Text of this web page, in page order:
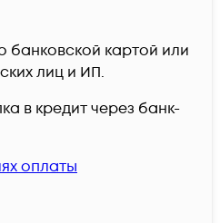
банковской картой или
лиц и ИП.
в кредит через банк-
оплаты